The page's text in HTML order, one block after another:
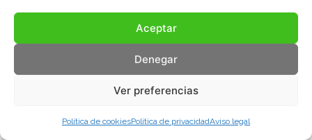
Aceptar
Denegar
Ver preferencias
Política de cookiesPolítica de privacidadAviso legal
Política de privacidad
Todos los derechos reservados